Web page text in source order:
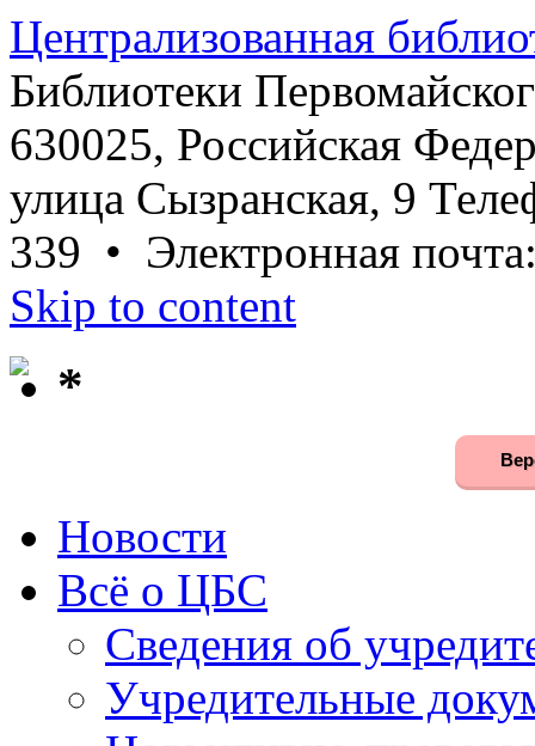
Централизованная
Библиотеки
630025, Российская
улица Сызранская, 9
339 • Электронная
Skip to content
*
Новости
Всё о ЦБС
Сведения об
Учредительные